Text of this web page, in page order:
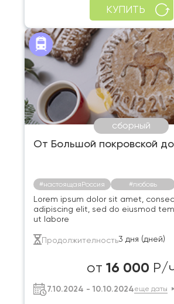
КУПИТЬ
сборный
От Большой покровской
#настоящаяРоссия #любовь
Lorem ipsum dolor sit amet,
adipiscing elit, sed do eiusmod
ut labore
Продолжителность3 дня (дней)
от 16 000 Р/
7.10.2024 - 10.10.2024еще даты